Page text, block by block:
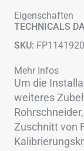
Eigenschaften
TECHNICALS
SKU: FP1141920
Mehr Infos
Um die
weiteres
Zuschnitt von